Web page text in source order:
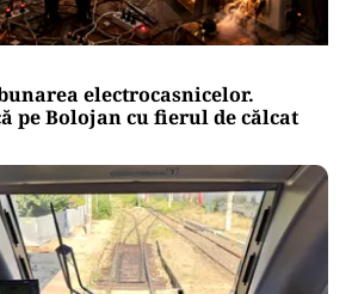
electrocasnicelor.
pe Bolojan cu fierul de călcat